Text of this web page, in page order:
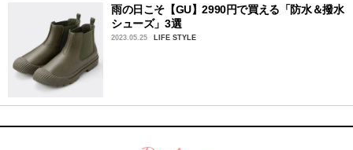
雨の日こそ【GU】2990円で買える「防水＆撥水
シューズ」3選
2023.05.25 LIFE STYLE